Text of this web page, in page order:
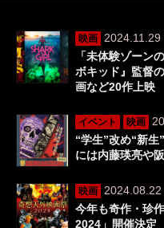
映画
2024.11.29
「未体験ゾー
ボキッド』監督
画など20作上映
イベント 映画
“学生”改め“新
には内藤瑛亮や
映画
今年も奇作・珍
2024」開催決定